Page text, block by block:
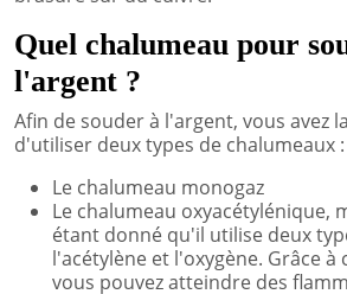
Quel chalumeau pour
l'argent ?
Afin de souder à l'argent, vous avez
d'utiliser deux types de chalumeaux :
Le chalumeau monogaz
Le chalumeau oxyacétylénique,
étant donné qu'il utilise deux
l'acétylène et l'oxygène. Grâce
vous pouvez atteindre des